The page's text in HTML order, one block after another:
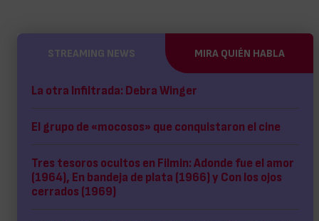
STREAMING NEWS MIRA QUIÉN HABLA
La otra Infiltrada: Debra Winger
El grupo de «mocosos» que conquistaron el cine
Tres tesoros ocultos en Filmin: Adonde fue el amor
(1964), En bandeja de plata (1966) y Con los ojos
cerrados (1969)